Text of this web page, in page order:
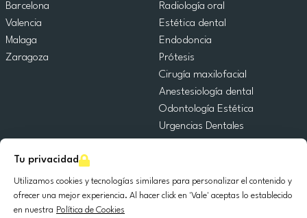
Tu privacidad
Utilizamos cookies y tecnologías similares para personalizar el contenido y
ofrecer una mejor experiencia. Al hacer click en 'Vale' aceptas lo establecido
en nuestra Política de Cookies
Barcelona
Valencia
Malaga
Zaragoza
Radiología oral
Estética dental
Endodoncia
Prótesis
Cirugía maxilofacial
Anestesiología dental
Odontología Estética
Urgencias Dentales
Cirugía Oral
Implantología dental